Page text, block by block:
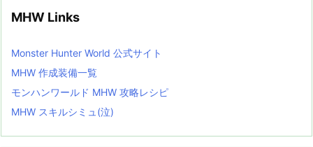
MHW Links
Monster Hunter World 公式サイト
MHW 作成装備一覧
モンハンワールド MHW 攻略レシピ
MHW スキルシミュ(泣)